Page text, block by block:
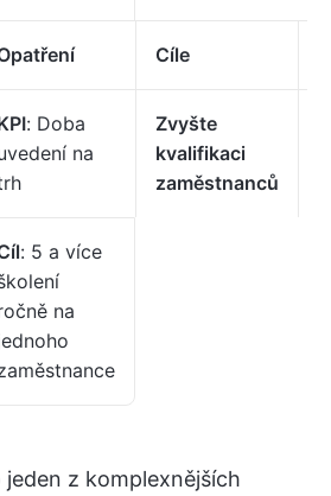
Cíle
: Doba
na
Zvyšte
kvalifikaci
zaměstnanců
: 5 a více
na
z komplexnějších